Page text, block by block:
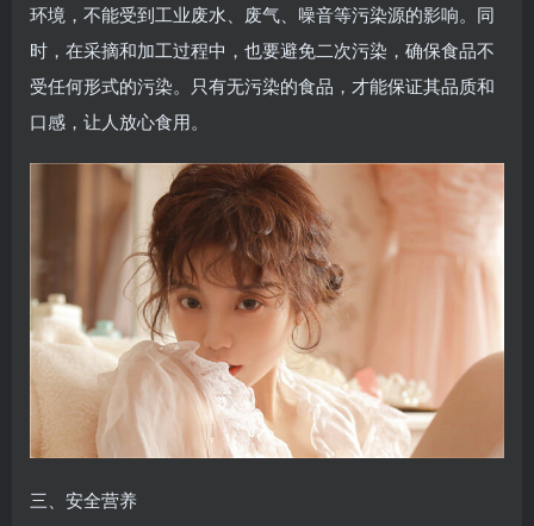
环境，不能受到工业废水、废气、噪音等污染源的影响。同
时，在采摘和加工过程中，也要避免二次污染，确保食品不
受任何形式的污染。只有无污染的食品，才能保证其品质和
口感，让人放心食用。
三、安全营养